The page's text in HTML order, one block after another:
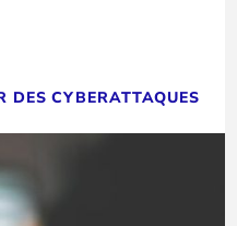
DES CYBERATTAQUES